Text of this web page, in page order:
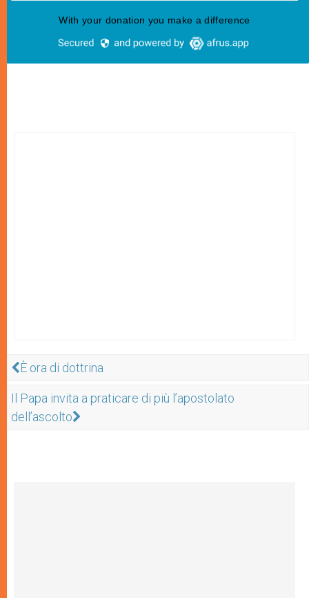
È ora di dottrina
Il Papa invita a praticare di più l’apostolato
dell’ascolto